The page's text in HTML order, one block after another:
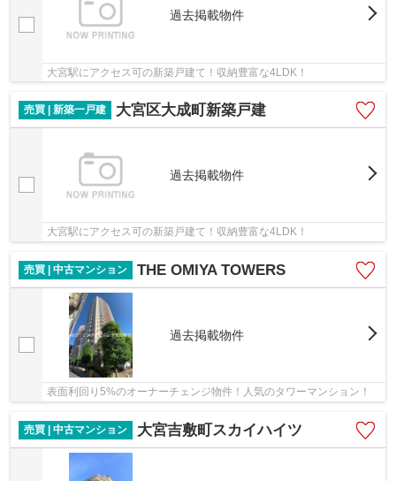
過去掲載物件
大宮駅にアクセス可の新築戸建て！収納豊富な4LDK！
売買 | 新築一戸建 大宮区大成町新築戸建
過去掲載物件
大宮駅にアクセス可の新築戸建て！収納豊富な4LDK！
売買 | 中古マンション THE OMIYA TOWERS
過去掲載物件
表面利回り5%のオーナーチェンジ物件！人気のタワーマンション！
売買 | 中古マンション 大宮吉敷町スカイハイツ